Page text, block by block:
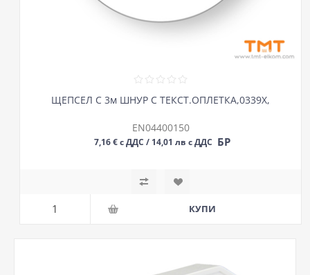
ЩЕПСЕЛ С 3м ШНУР С ТЕКСТ.ОПЛЕТКА,0339X,
EN04400150
7,16 € с ДДС / 14,01 лв с ДДС БР